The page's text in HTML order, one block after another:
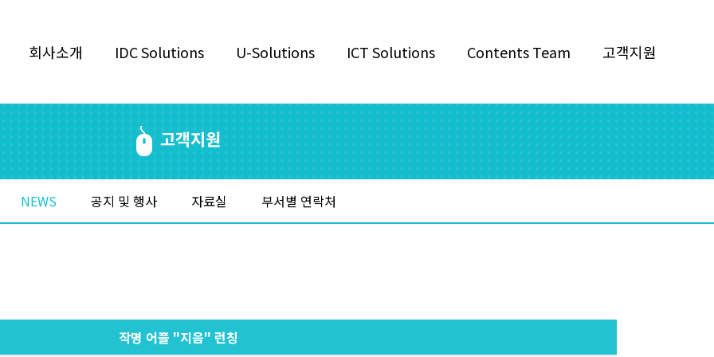
회사소개 IDC Solutions U-Solutions ICT Solutions Contents Team 고객지원
고객지원
NEWS 공지 및 행사 자료실 부서별 연락처
작명 어플 "지음" 런칭